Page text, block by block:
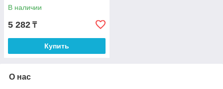
В наличии
5 282 ₸
Купить
О нас